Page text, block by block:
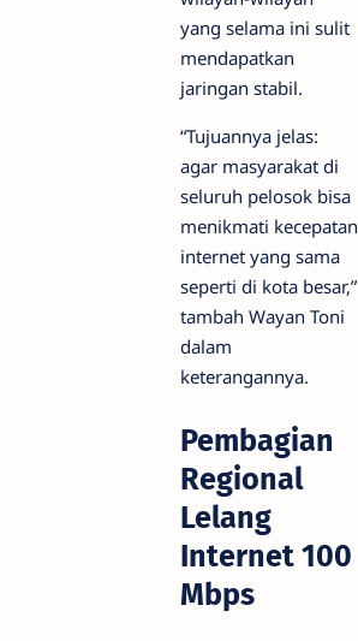
yang selama ini sulit
mendapatkan
jaringan stabil.
“Tujuannya jelas:
agar masyarakat di
seluruh pelosok bisa
menikmati kecepatan
internet yang sama
seperti di kota besar,”
tambah Wayan Toni
dalam
keterangannya.
Pembagian
Regional
Lelang
Internet 100
Mbps